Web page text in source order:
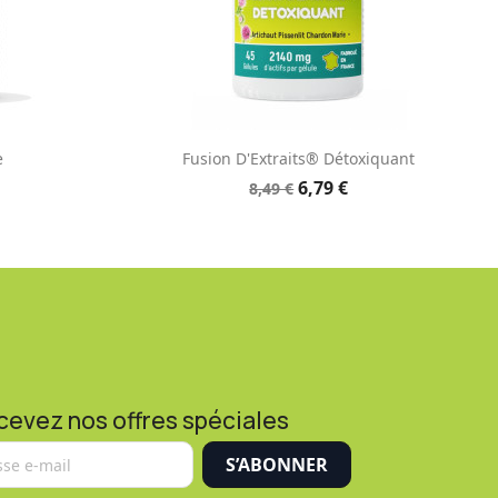
Aperçu rapide
Fusion D'Extraits® Détoxiquant
8,49 € 6,79 €
nos offres spéciales